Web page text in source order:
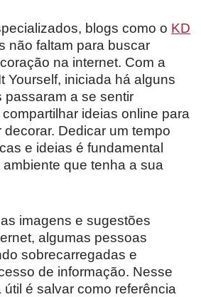
blogs como o KD
não faltam para buscar
na internet. Com a
Yourself, iniciada há alguns
a se sentir
ideias online para
Dedicar um tempo
e ideias é fundamental
que tenha a sua
imagens e sugestões
algumas pessoas
sobrecarregadas e
de informação. Nesse
é salvar como referência